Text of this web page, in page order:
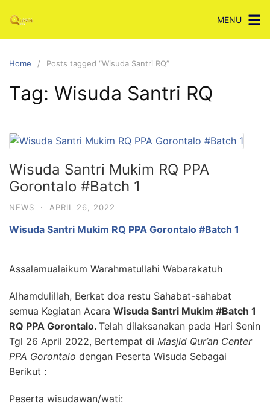
content
MENU
Home Posts tagged “Wisuda Santri RQ”
Tag: Wisuda Santri RQ
Wisuda Santri Mukim RQ PPA
Gorontalo #Batch 1
NEWS · APRIL 26, 2022
Wisuda Santri Mukim RQ PPA Gorontalo #Batch 1
Assalamualaikum Warahmatullahi Wabarakatuh
Alhamdulillah, Berkat doa restu Sahabat-sahabat
semua Kegiatan Acara Wisuda Santri Mukim #Batch 1
RQ PPA Gorontalo. Telah dilaksanakan pada Hari Senin
Tgl 26 April 2022, Bertempat di Masjid Qur’an Center
PPA Gorontalo dengan Peserta Wisuda Sebagai
Berikut :
Peserta wisudawan/wati: